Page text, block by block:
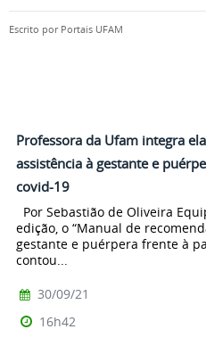
Escrito por Portais UFAM
Professora da Ufam integra
assistência à gestante e
covid-19
Por Sebastião de Oliveira
edição, o “Manual de
gestante e puérpera frente à
contou...
30/09/21
16h42